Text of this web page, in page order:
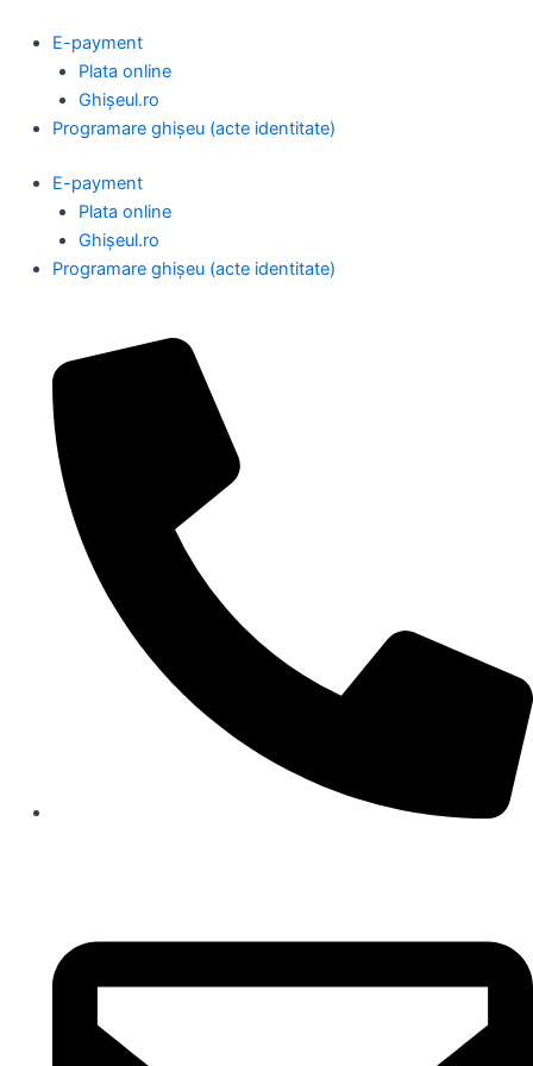
content
E-payment
Plata online
Ghișeul.ro
Programare ghișeu (acte identitate)
E-payment
Plata online
Ghișeul.ro
Programare ghișeu (acte identitate)